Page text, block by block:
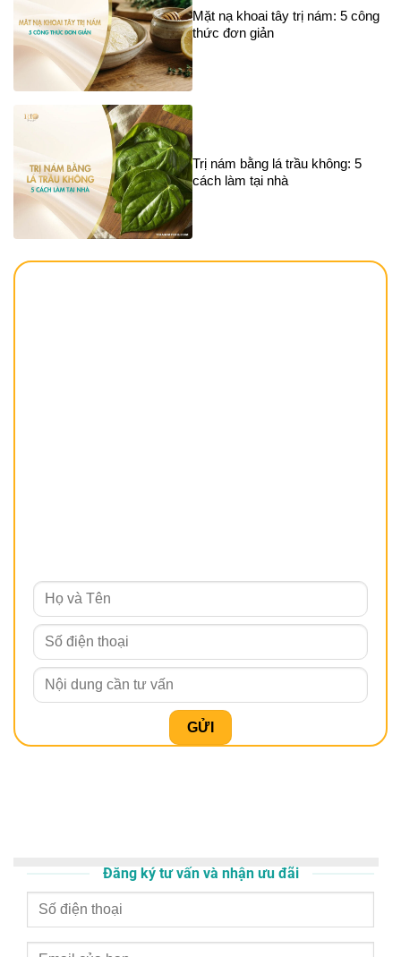
Mặt nạ khoai tây trị nám: 5 công
thức đơn giản
Trị nám bằng lá trầu không: 5
cách làm tại nhà
Đăng ký tư vấn và nhận ưu đãi